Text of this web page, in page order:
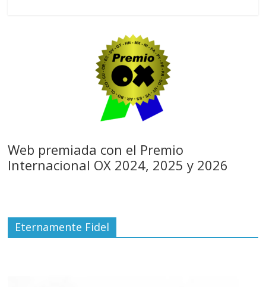
Web premiada con el Premio
Internacional OX 2024, 2025 y 2026
Eternamente Fidel